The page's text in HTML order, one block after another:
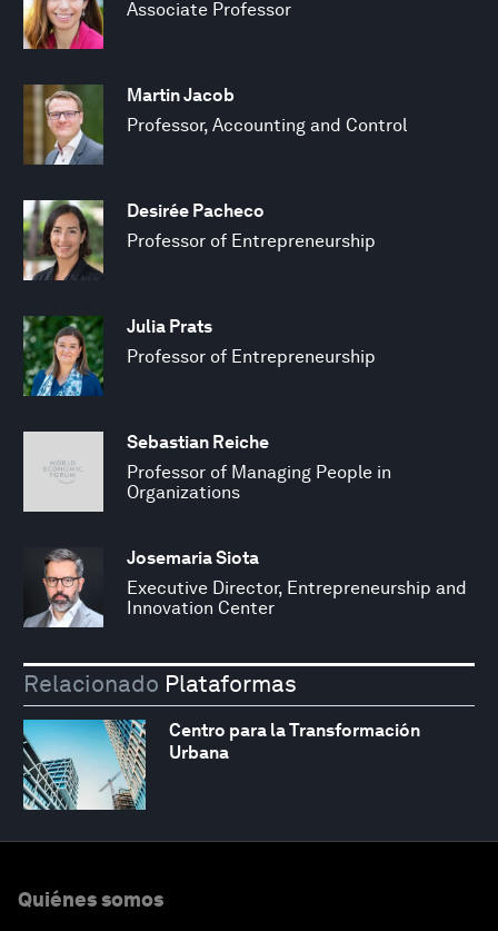
Associate Professor
Martin Jacob
Professor, Accounting and Control
Desirée Pacheco
Professor of Entrepreneurship
Julia Prats
Professor of Entrepreneurship
Sebastian Reiche
Professor of Managing People in
Organizations
Josemaria Siota
Executive Director, Entrepreneurship and
Innovation Center
Relacionado Plataformas
Centro para la Transformación
Urbana
Quiénes somos